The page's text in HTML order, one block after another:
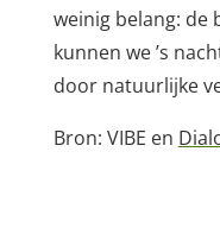
weinig belang: de
kunnen we ’s
door natuurlijke
Bron: VIBE en